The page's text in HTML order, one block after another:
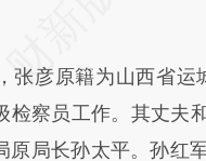
彦原籍为山西省运
检察员工作。其丈夫
原局长孙太平。孙红